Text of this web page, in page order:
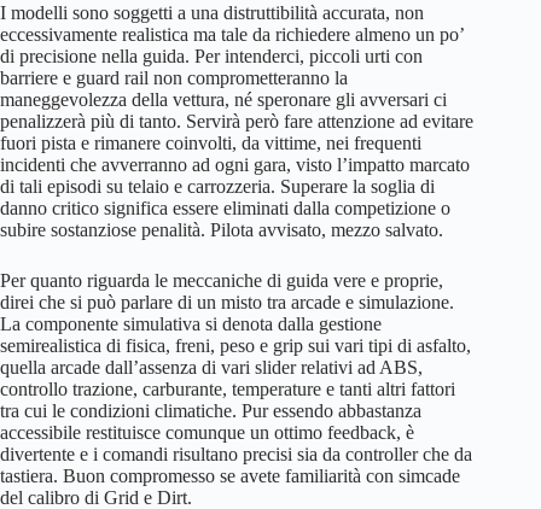
I modelli sono soggetti a una distruttibilità accurata, non
eccessivamente realistica ma tale da richiedere almeno un po’
di precisione nella guida. Per intenderci, piccoli urti con
barriere e guard rail non comprometteranno la
maneggevolezza della vettura, né speronare gli avversari ci
penalizzerà più di tanto. Servirà però fare attenzione ad evitare
fuori pista e rimanere coinvolti, da vittime, nei frequenti
incidenti che avverranno ad ogni gara, visto l’impatto marcato
di tali episodi su telaio e carrozzeria. Superare la soglia di
danno critico significa essere eliminati dalla competizione o
subire sostanziose penalità. Pilota avvisato, mezzo salvato.
Per quanto riguarda le meccaniche di guida vere e proprie,
direi che si può parlare di un misto tra arcade e simulazione.
La componente simulativa si denota dalla gestione
semirealistica di fisica, freni, peso e grip sui vari tipi di asfalto,
quella arcade dall’assenza di vari slider relativi ad ABS,
controllo trazione, carburante, temperature e tanti altri fattori
tra cui le condizioni climatiche. Pur essendo abbastanza
accessibile restituisce comunque un ottimo feedback, è
divertente e i comandi risultano precisi sia da controller che da
tastiera. Buon compromesso se avete familiarità con simcade
del calibro di Grid e Dirt.